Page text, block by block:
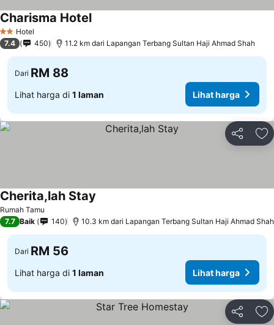
2 Bintang
Hotel
Charisma Hotel
7.4 450 11.2 km dari Lapangan Terbang Sultan Haji Ahmad Shah
Dari RM 88
Lihat harga di 1 laman Lihat harga
Kongsi
Rumah Tamu
Cherita,lah Stay
7.7 Baik 140 10.3 km dari Lapangan Terbang Sultan Haji Ahmad Shah
Dari RM 56
Lihat harga di 1 laman Lihat harga
Kongsi